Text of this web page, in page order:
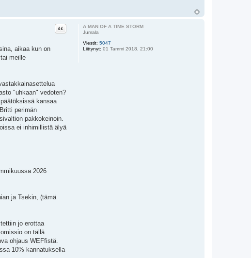
A MAN OF A TIME STORM
Jumala
Viestit: 5047
Liittynyt: 01 Tammi 2018, 21:00
Lainaa
aikaa kun on
meille
"uhkaan" vedoten?
kansaa
perimän
pakkokeinoin.
ei inhimillistä älyä
2026
ja Tsekin, (tämä
jo erottaa
on tällä
ohjaus WEFfistä.
10% kannatuksella